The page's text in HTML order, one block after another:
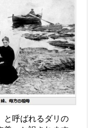
と呼ばれるダリの